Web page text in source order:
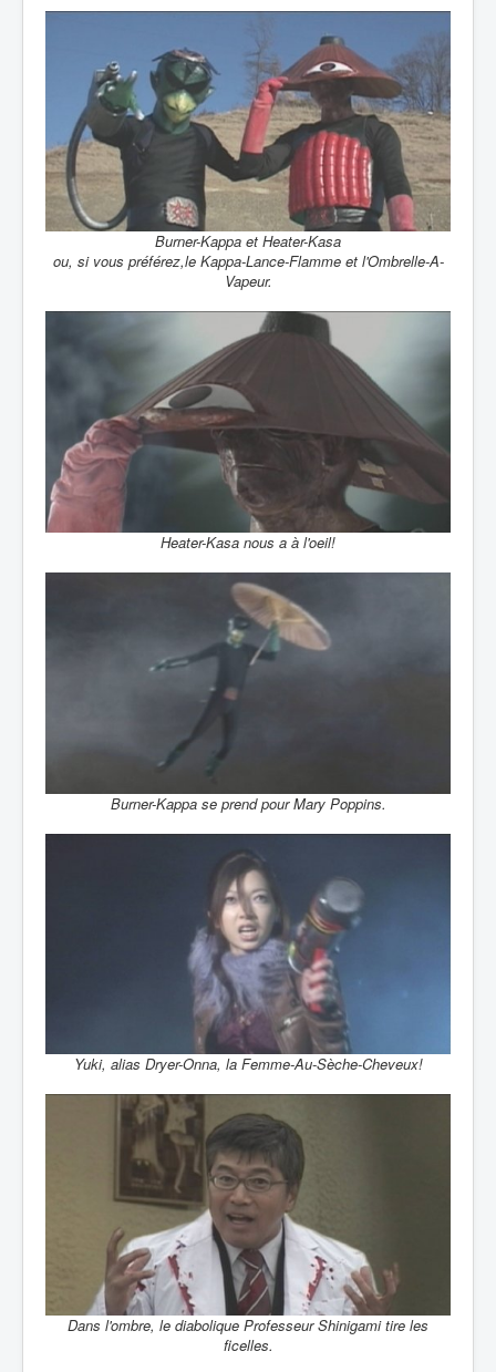
Burner-Kappa et Heater-Kasa
ou, si vous préférez,le Kappa-Lance-Flamme et l'Ombrelle-A-
Vapeur.
Heater-Kasa nous a à l'oeil!
Burner-Kappa se prend pour Mary Poppins.
Yuki, alias Dryer-Onna, la Femme-Au-Sèche-Cheveux!
Dans l'ombre, le diabolique Professeur Shinigami tire les
ficelles.